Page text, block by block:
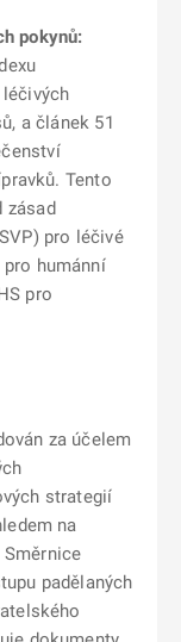
pokynů:
a článek 51
Tento
zásad
pro léčivé
humánní
pro
za účelem
strategií
na
padělaných